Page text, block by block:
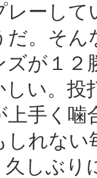
レーして
だ。そ
ズが１２
しい。投
上手く
しれな
久しぶり